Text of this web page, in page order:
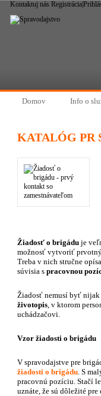
Kontaktuj nás Registrácia
Domov Info o
KATALÓG PR
Žiadosť o brigádu je
možnosť vytvoriť prvotný
Treba v nich stručne
súvisia s pracovnou
Žiadosť nemusí byť nijak
životopis, v ktorom
uchádzačovi.
Vzor žiadosti o brigádu
V spravodajstve pre
žiadosti o brigádu. S
pracovnú pozíciu. Stačí
uznáte, že sú dôležité